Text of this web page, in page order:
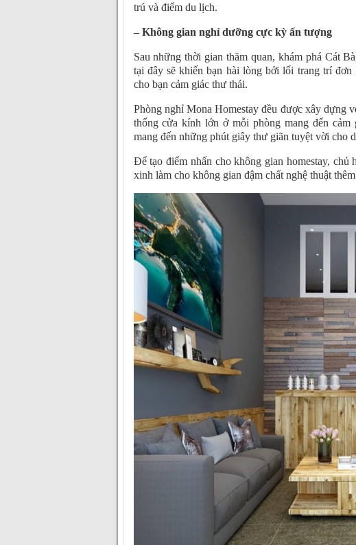
trú và điểm du lịch.
– Không gian nghỉ dưỡng cực kỳ ấn tượng
Sau những thời gian thăm quan, khám phá Cát
tại đây sẽ khiến bạn hài lòng bởi lối trang trí
cho bạn cảm giác thư thái.
Phòng nghỉ Mona Homestay đều được xây dựng
thống cửa kính lớn ở mỗi phòng mang đến
mang đến những phút giây thư giãn tuyệt vời cho
Để tạo điểm nhấn cho không gian homestay, chủ
xinh làm cho không gian đậm chất nghệ thuật